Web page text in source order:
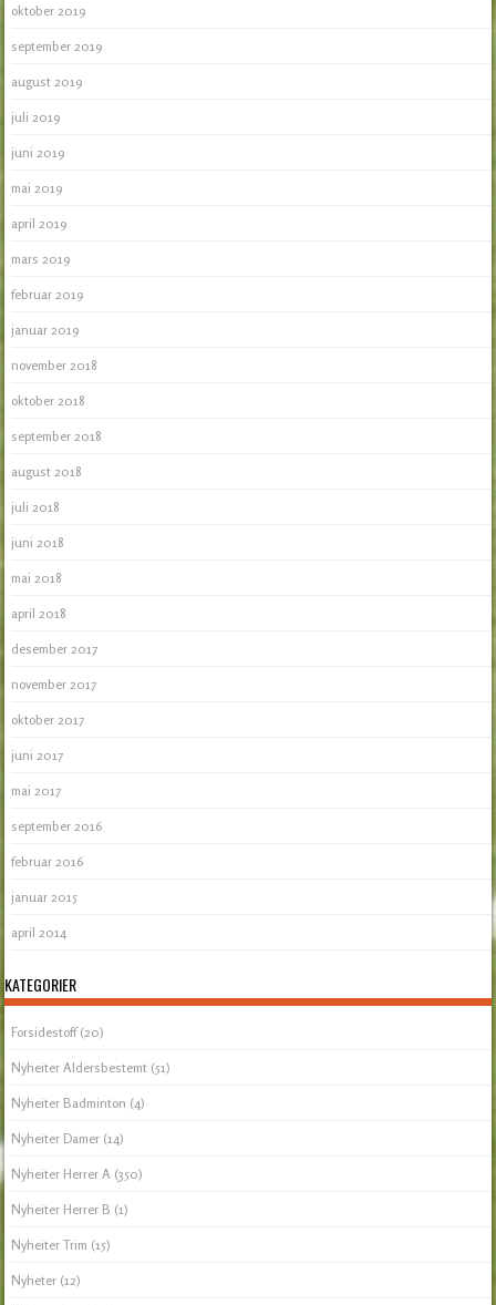
oktober 2019
september 2019
august 2019
juli 2019
juni 2019
mai 2019
april 2019
mars 2019
februar 2019
januar 2019
november 2018
oktober 2018
september 2018
august 2018
juli 2018
juni 2018
mai 2018
april 2018
desember 2017
november 2017
oktober 2017
juni 2017
mai 2017
september 2016
februar 2016
januar 2015
april 2014
KATEGORIER
Forsidestoff(20)
Nyheiter Aldersbestemt (51)
Nyheiter Badminton (4)
Nyheiter Damer (14)
Nyheiter Herrer A (350)
Nyheiter Herrer B (1)
Nyheiter Trim (15)
Nyheter (12)